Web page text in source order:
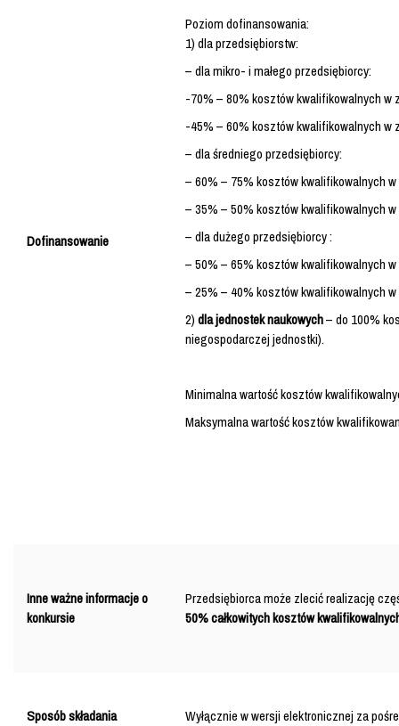
Dofinansowanie
Poziom dofinansowania:
1) dla przedsiębiorstw:
– dla mikro- i małego przedsiębiorcy:
-70% – 80% kosztów kwalifikowalnych w
-45% – 60% kosztów kwalifikowalnych w
– dla średniego przedsiębiorcy:
– 60% – 75% kosztów kwalifikowalnych
– 35% – 50% kosztów kwalifikowalnych
– dla dużego przedsiębiorcy :
– 50% – 65% kosztów kwalifikowalnych
– 25% – 40% kosztów kwalifikowalnych
2)dla jednostek naukowych– do 100%
niegospodarczej jednostki).
Minimalna wartość kosztów
Maksymalna wartość kosztów
Inne ważne informacje o
konkursie
Przedsiębiorca może zlecić realizację
50% całkowitych kosztów
Sposób składania Wyłącznie w wersji elektronicznej za